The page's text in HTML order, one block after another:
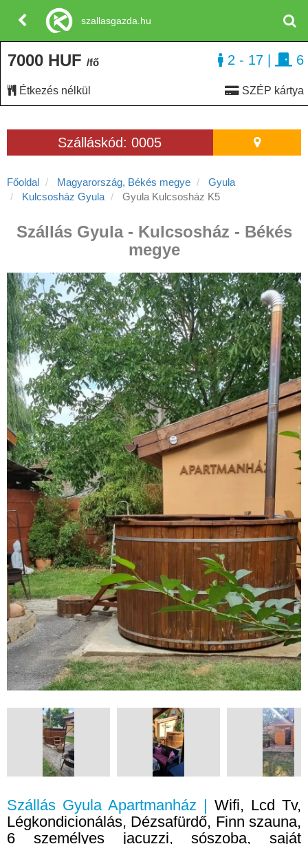
Szálláskód: 0005
Főoldal Magyarország, Békés megye
Gyula
Kulcsosház Gyula
Gyula Kulcsosház K5
Szállás Gyula - Kulcsosház - Békés
megye
Szállás Gyula Apartmanház | Wifi, Lcd Tv,
Légkondicionálás, Dézsafürdő, Finn szauna,
6 személyes jacuzzi, sószoba, saját
7000 HUF /fő
Étkezés nélkül SZÉP kártya
2 - 17 6
szallasgazda.hu